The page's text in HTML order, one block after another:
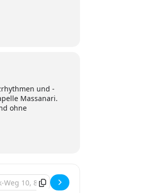
und -
Massanari.
ohne
Tanzen im Botanischen Garten